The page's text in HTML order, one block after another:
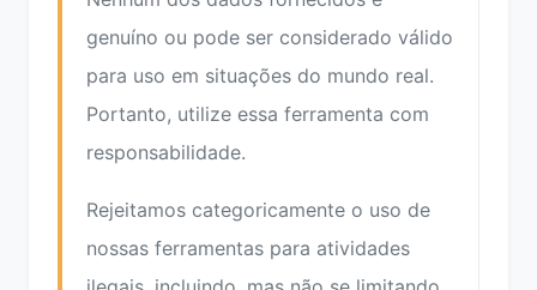
genuíno ou pode ser considerado válido
para uso em situações do mundo real.
Portanto, utilize essa ferramenta com
responsabilidade.
Rejeitamos categoricamente o uso de
nossas ferramentas para atividades